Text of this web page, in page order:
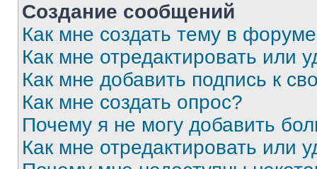
Создание сообщений
Как мне создать тему в
Как мне отредактировать или
Как мне добавить подпись к
Как мне создать опрос?
Почему я не могу добавить
Как мне отредактировать или